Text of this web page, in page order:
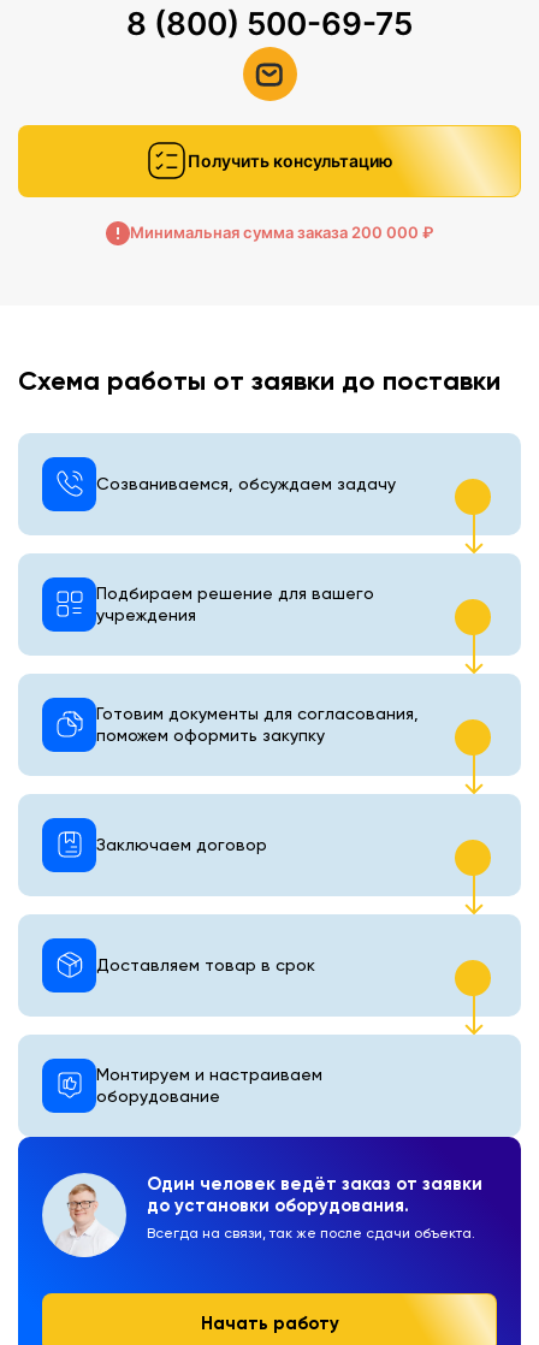
8 (800) 500-69-75
Получить консультацию
Минимальная сумма заказа 200 000 ₽
Схема работы от заявки до поставки
Один человек ведёт заказ от заявки
до установки оборудования.
Всегда на связи, так же после сдачи объекта.
Начать работу
Созваниваемся, обсуждаем задачу
Подбираем решение для вашего
учреждения
Готовим документы для согласования,
поможем оформить закупку
Монтируем и настраиваем
оборудование
Доставляем товар в срок
Заключаем договор